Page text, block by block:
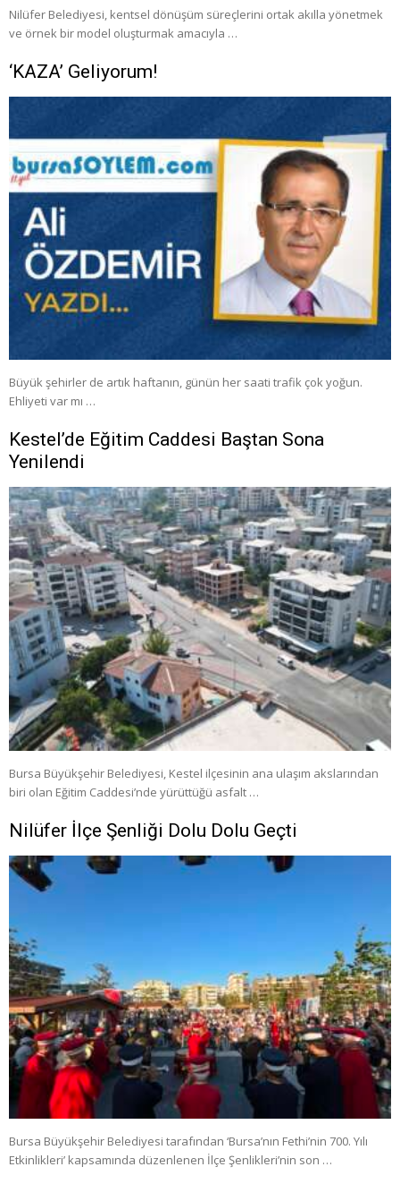
Nilüfer Belediyesi, kentsel dönüşüm süreçlerini ortak akılla yönetmek
ve örnek bir model oluşturmak amacıyla …
‘KAZA’ Geliyorum!
Büyük şehirler de artık haftanın, günün her saati trafik çok yoğun.
Ehliyeti var mı …
Kestel’de Eğitim Caddesi Baştan Sona
Yenilendi
Bursa Büyükşehir Belediyesi, Kestel ilçesinin ana ulaşım akslarından
biri olan Eğitim Caddesi’nde yürüttüğü asfalt …
Nilüfer İlçe Şenliği Dolu Dolu Geçti
Bursa Büyükşehir Belediyesi tarafından ‘Bursa’nın Fethi’nin 700. Yılı
Etkinlikleri’ kapsamında düzenlenen İlçe Şenlikleri’nin son …